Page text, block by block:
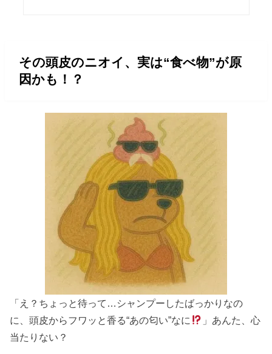
その頭皮のニオイ、実は“食べ物”が原
因かも！？
「え？ちょっと待って…シャンプーしたばっかりなの
に、頭皮からフワッと香る“あの匂い”なに
」あんた、心
当たりない？